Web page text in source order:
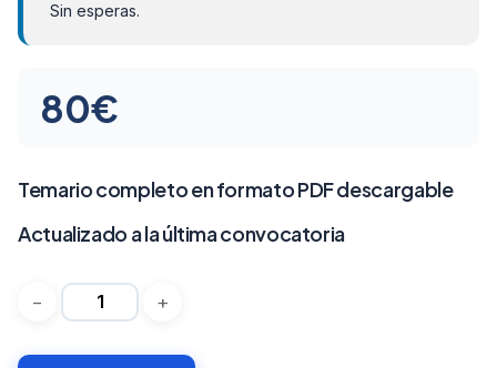
Sin esperas.
80€
Temario completo en formato PDF descargable
Actualizado a la última convocatoria